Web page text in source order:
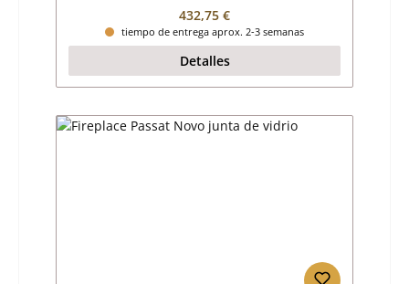
Precio normal:
432,75 €
tiempo de entrega aprox. 2-3 semanas
Detalles